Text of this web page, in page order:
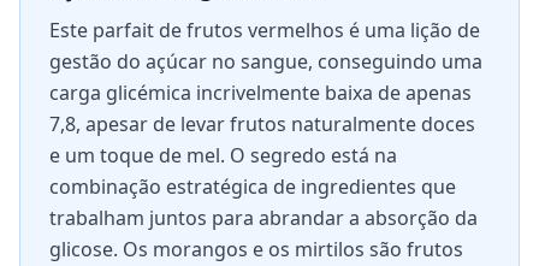
Este parfait de frutos vermelhos é uma lição de
gestão do açúcar no sangue, conseguindo uma
carga glicémica incrivelmente baixa de apenas
7,8, apesar de levar frutos naturalmente doces
e um toque de mel. O segredo está na
combinação estratégica de ingredientes que
trabalham juntos para abrandar a absorção da
glicose. Os morangos e os mirtilos são frutos